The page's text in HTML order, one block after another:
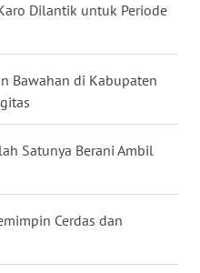
Dilantik untuk Periode
Bawahan di Kabupaten
Satunya Berani Ambil
Cerdas dan